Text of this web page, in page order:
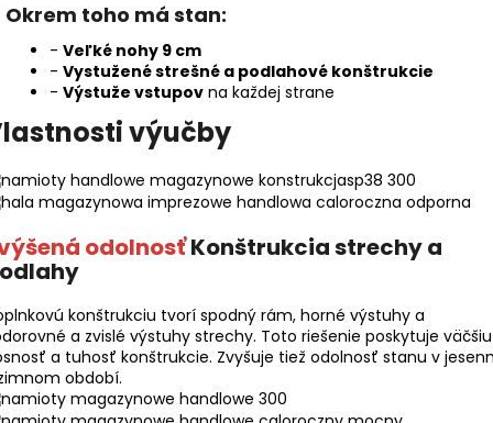
Okrem toho má stan:
- Veľké nohy 9 cm
- Vystužené strešné a podlahové konštrukcie
- Výstuže vstupov na každej strane
výučby
odolnosťKonštrukcia strechy a
konštrukciu tvorí spodný rám, horné výstuhy a
a zvislé výstuhy strechy. Toto riešenie poskytuje väčšiu
a tuhosť konštrukcie. Zvyšuje tiež odolnosť stanu v
období.